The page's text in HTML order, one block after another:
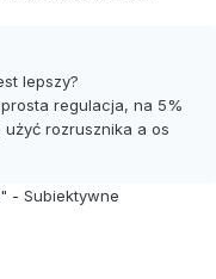
lepszy?
regulacja, na 5%
rozrusznika a os
- Subiektywne